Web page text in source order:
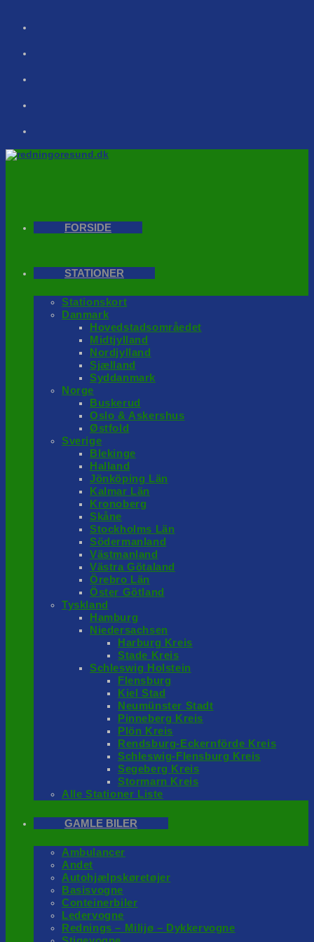
FORSIDE
STATIONER
Stationskort
Danmark
Hovedstadsområedet
Midtjylland
Nordjylland
Sjælland
Syddanmark
Norge
Buskerud
Oslo & Askershus
Østfold
Sverige
Blekinge
Halland
Jönköping Län
Kalmar Län
Kronoberg
Skåne
Stockholms Län
Södermanland
Västmanland
Västra Götaland
Örebro Län
Öster Götland
Tyskland
Hamburg
Niedersachsen
Harburg Kreis
Stade Kreis
Schleswig Holstein
Flensburg
Kiel Stad
Neumünster Stadt
Pinneberg Kreis
Plön Kreis
Rendsburg-Eckernförde Kreis
Schleswig-Flensburg Kreis
Segeberg Kreis
Stormarn Kreis
Alle Stationer Liste
GAMLE BILER
Ambulancer
Andet
Autohjælpskøretøjer
Basisvogne
Conteinerbiler
Ledervogne
Rednings – Milijø – Dykkervogne